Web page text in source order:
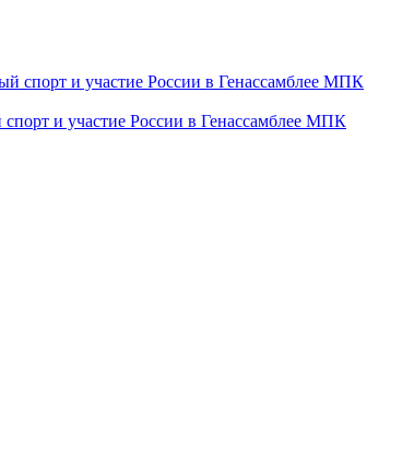
и участие России в Генассамблее МПК